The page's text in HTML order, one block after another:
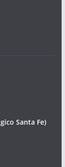
Santa Fe)